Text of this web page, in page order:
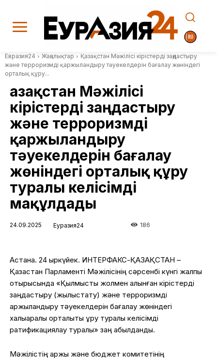
Евразия24 Жаңалықтар
Қазақстан Мәжілісі кірістерді заңдастыру
және терроризмді қаржыландыру тәуекелдерін бағалау жөніндегі
орталық құру...
Қазақстан Мәжілісі
кірістерді заңдастыру
және терроризмді
қаржыландыру
тәуекелдерін бағалау
жөніндегі орталық құру
туралы келісімді
мақұлдады
24.09.2025 Еуразия24 186
Астана. 24 қыркүйек. ИНТЕРФАКС-ҚАЗАҚСТАН –
Қазақстан Парламенті Мәжілісінің сәрсенбі күнгі жалпы
отырысында «Қылмыстық жолмен алынған кірістерді
заңдастыру (жылыстату) және терроризмді
қаржыландыру тәуекелдерін бағалау жөніндегі
халықаралық орталықты құру туралы келісімді
ратификациялау туралы» заң қабылданды.
Мәжілістің қаржы және бюджет комитетінің